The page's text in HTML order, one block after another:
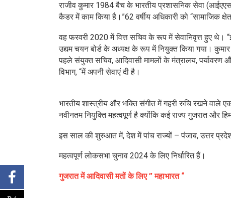
राजीव कुमार 1984 बैच के भारतीय प्रशासनिक सेवा
कैडर में काम किया है।”62 वर्षीय अधिकारी को “सामाजिक
वह फरवरी 2020 में वित्त सचिव के रूप में सेवानिवृत्त हुए
उद्यम चयन बोर्ड के अध्यक्ष के रूप में नियुक्त किया गया।
पहले संयुक्त सचिव, आदिवासी मामलों के मंत्रालय, पर्यावरण
विभाग, “में अपनी सेवाएं दी है।
भारतीय शास्त्रीय और भक्ति संगीत में गहरी रुचि रखने वाले
नवीनतम नियुक्ति महत्वपूर्ण है क्योंकि कई राज्य गुजरात
इस साल की शुरुआत में, देश में पांच राज्यों – पंजाब, उत्तर
महत्वपूर्ण लोकसभा चुनाव 2024 के लिए निर्धारित हैं।
गुजरात में आदिवासी मतों के लिए ” महाभारत “